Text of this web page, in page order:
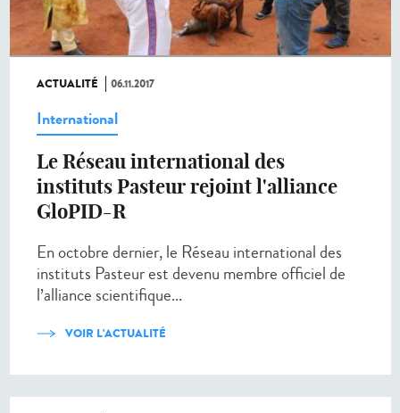
ACTUALITÉ 06.11.2017
International
Le Réseau international des
instituts Pasteur rejoint l'alliance
GloPID-R
En octobre dernier, le Réseau international des
instituts Pasteur est devenu membre officiel de
l’alliance scientifique...
VOIR L'ACTUALITÉ